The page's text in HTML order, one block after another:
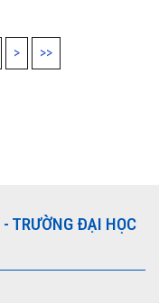
> >>
- TRƯỜNG ĐẠI HỌC